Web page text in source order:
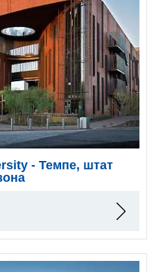
- Темпе, штат